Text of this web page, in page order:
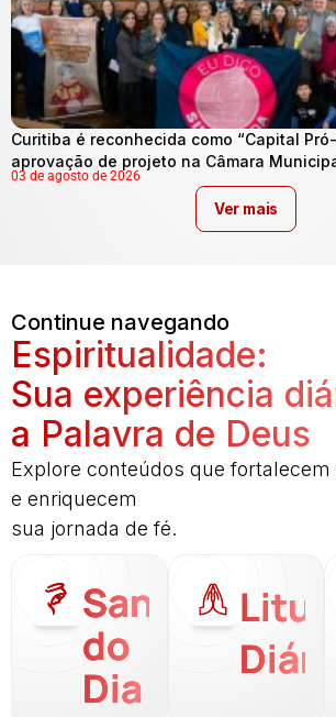
Curitiba é reconhecida como “Capital
aprovação de projeto na Câmara
03 de agosto de 2026
Ver mais
Continue navegando
Espiritualidade:
Sua experiência
a Palavra de Deus
Explore conteúdos que fortalecem
e enriquecem
sua jornada de fé.
Santo
do
Dia
Diária